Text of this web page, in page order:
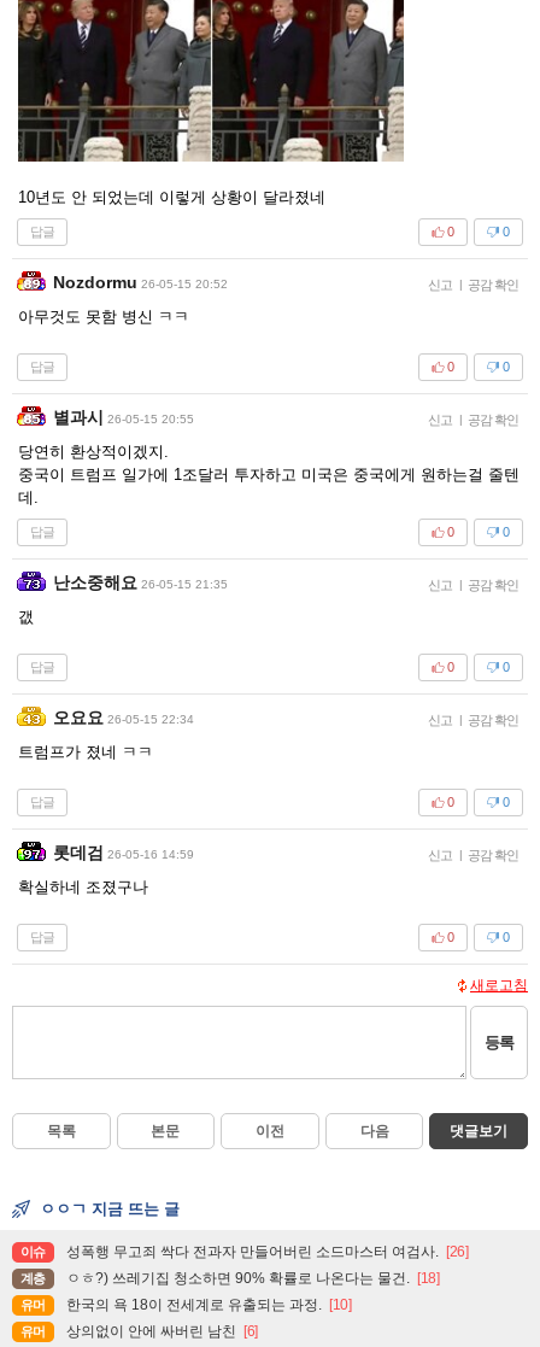
10년도 안 되었는데 이렇게 상황이 달라졌네
답글 0
0
Nozdormu 26-05-15 20:52 신고 | 공감 확인
아무것도 못함 병신 ㅋㅋ
답글 0
0
별과시 26-05-15 20:55 신고 | 공감 확인
당연히 환상적이겠지.
중국이 트럼프 일가에 1조달러 투자하고 미국은 중국에게 원하는걸 줄텐
데.
답글 0
0
난소중해요 26-05-15 21:35 신고 | 공감 확인
갮
답글 0
0
오요요 26-05-15 22:34 신고 | 공감 확인
트럼프가 졌네 ㅋㅋ
답글 0
0
롯데검 26-05-16 14:59 신고 | 공감 확인
확실하네 조졌구나
답글 0
0
새로고침
등록
목록 본문 이전 다음 댓글보기
ㅇㅇㄱ 지금 뜨는 글
이슈 성폭행 무고죄 싹다 전과자 만들어버린 소드마스터 여검사. [26]
계층 ㅇㅎ?) 쓰레기집 청소하면 90% 확률로 나온다는 물건. [18]
유머 한국의 욕 18이 전세계로 유출되는 과정. [10]
유머 상의없이 안에 싸버린 남친 [6]